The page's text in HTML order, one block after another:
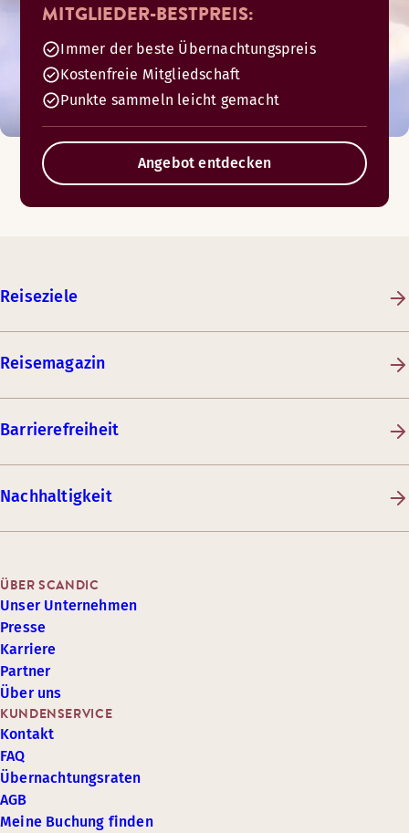
MITGLIEDER-BESTPREIS:
Immer der beste Übernachtungspreis
Kostenfreie Mitgliedschaft
Punkte sammeln leicht gemacht
Angebot entdecken
Reiseziele
Reisemagazin
Barrierefreiheit
Nachhaltigkeit
KUNDENSERVICE
Kontakt
FAQ
Übernachtungsraten
AGB
Meine Buchung finden
ÜBER SCANDIC
Unser Unternehmen
Presse
Karriere
Partner
Über uns